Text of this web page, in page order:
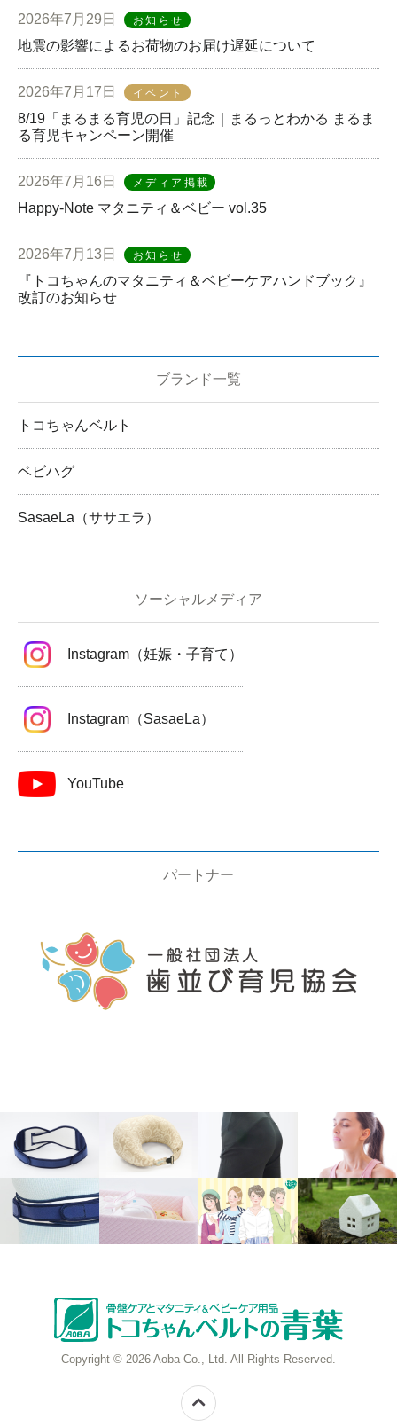
2026年7月29日 お知らせ
地震の影響によるお荷物のお届け遅延について
2026年7月17日 イベント
8/19「まるまる育児の日」記念｜まるっとわかる まるま
る育児キャンペーン開催
2026年7月16日 メディア掲載
Happy-Note マタニティ＆ベビー vol.35
2026年7月13日 お知らせ
『トコちゃんのマタニティ＆ベビーケアハンドブック』
改訂のお知らせ
ブランド一覧
トコちゃんベルト
ベビハグ
SasaeLa（ササエラ）
ソーシャルメディア
Instagram（妊娠・子育て）
Instagram（SasaeLa）
YouTube
パートナー
Copyright © 2026 Aoba Co., Ltd. All Rights Reserved.